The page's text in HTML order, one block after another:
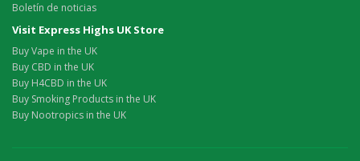
Boletín de noticias
Visit Express Highs UK Store
Buy Vape in the UK
Buy CBD in the UK
Buy H4CBD in the UK
Buy Smoking Products in the UK
Buy Nootropics in the UK